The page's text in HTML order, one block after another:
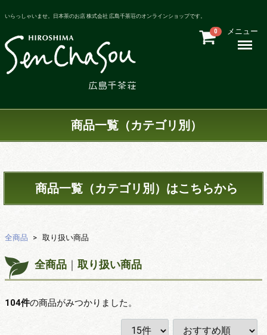
いらっしゃいませ。日本茶のお店 株式会社 広島千茶荘のオンラインショップです。
0 メニュー
Menu
商品一覧（カテゴリ別）
商品一覧（カテゴリ別）はこちらから
全商品 取り扱い商品
全商品 取り扱い商品
104件の商品がみつかりました。